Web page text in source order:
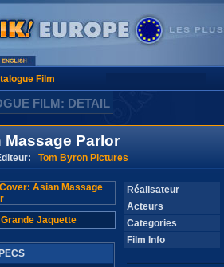
Film
FILM: DETAIL
Massage Parlor
Tom Byron Pictures
Grande Jaquette
Réalisateur
Acteurs
Categories
Film Info